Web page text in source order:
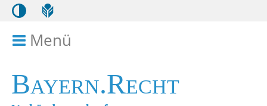
Menü
Bayern.Recht